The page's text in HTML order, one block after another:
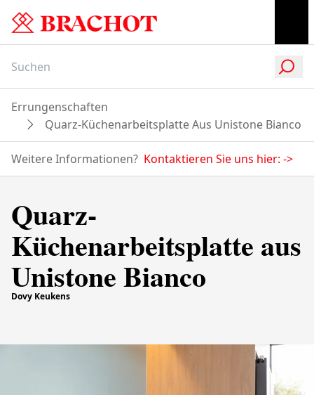
Errungenschaften
Quarz-Küchenarbeitsplatte Aus Unistone Bianco
Weitere Informationen? Kontaktieren Sie uns hier: ->
Quarz-
Küchenarbeitsplatte aus
Unistone Bianco
Dovy Keukens